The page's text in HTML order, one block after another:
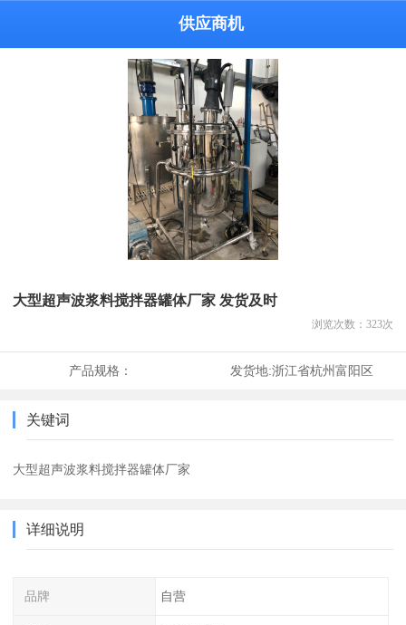
供应商机
大型超声波浆料搅拌器罐体厂家 发货及时
浏览次数： 323次
产品规格： 发货地:浙江省杭州富阳区
关键词
大型超声波浆料搅拌器罐体厂家
详细说明
品牌 自营